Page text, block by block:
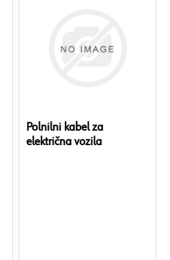
Polnilni kabel za
električna vozila